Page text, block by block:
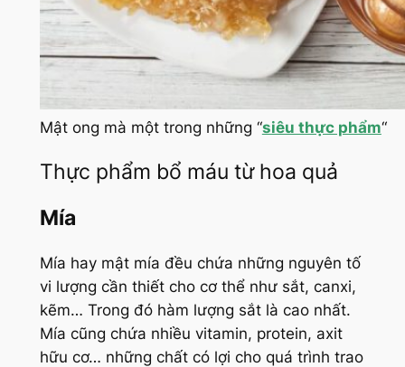
Mật ong mà một trong những “siêu thực phẩm“
Thực phẩm bổ máu từ hoa quả
Mía
Mía hay mật mía đều chứa những nguyên tố
vi lượng cần thiết cho cơ thể như sắt, canxi,
kẽm… Trong đó hàm lượng sắt là cao nhất.
Mía cũng chứa nhiều vitamin, protein, axit
hữu cơ… những chất có lợi cho quá trình trao